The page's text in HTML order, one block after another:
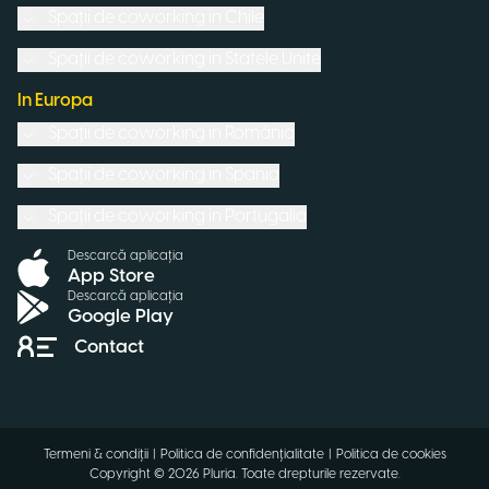
In Europa
Descarcă aplicația
App Store
Descarcă aplicația
Google Play
Contact
Copyright © 2026 Pluria. Toate drepturile rezervate.
Termeni & condiții Politica de confidențialitate Politica de cookies